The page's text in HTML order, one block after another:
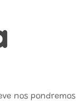
nos pondremos